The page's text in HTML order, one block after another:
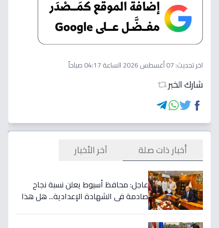
اخر تحديث:07 أغسطس 2026 الساعة 04:17 صباحاً
شارك الخبر
أخبار ذات صلة آخر الأخبار
عاجل: محافظ أسيوط يعلن نسبة نجاح
صادمة في الشهادة الإعدادية... هل هذا